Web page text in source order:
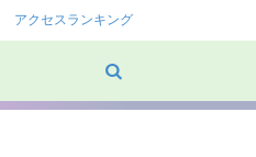
アクセスランキング